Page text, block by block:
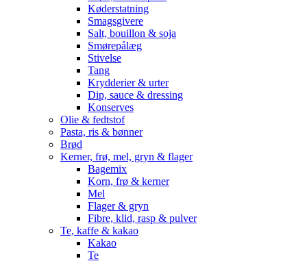
Køderstatning
Smagsgivere
Salt, bouillon & soja
Smørepålæg
Stivelse
Tang
Krydderier & urter
Dip, sauce & dressing
Konserves
Olie & fedtstof
Pasta, ris & bønner
Brød
Kerner, frø, mel, gryn & flager
Bagemix
Korn, frø & kerner
Mel
Flager & gryn
Fibre, klid, rasp & pulver
Te, kaffe & kakao
Kakao
Te